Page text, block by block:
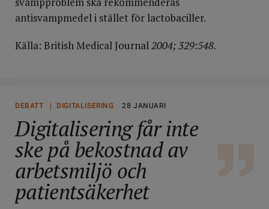
antisvampmedel i stället för lactobaciller.
Källa: British Medical Journal2004; 329:548.
DEBATT | DIGITALISERING 28 JANUARI
Digitalisering får inte
ske på bekostnad av
arbetsmiljö och
patientsäkerhet